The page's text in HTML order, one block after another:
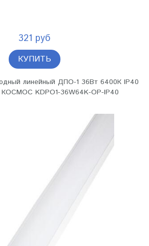
321 руб
КУПИТЬ
линейный ДПО-1 36Вт 6400К IP40
КОСМОС KDPO1-36W64K-OP-IP40